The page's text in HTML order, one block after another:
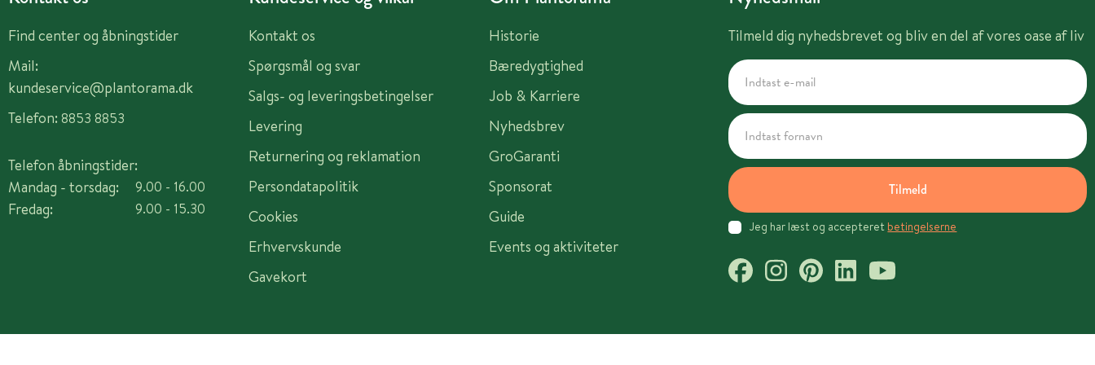
Find center og åbningstider
Mail:
kundeservice@plantorama.dk
Telefon: 8853 8853
Telefon åbningstider:
Mandag - torsdag:
Fredag:
9.00 - 16.00
9.00 - 15.30
Kontakt os
Spørgsmål og svar
Salgs- og leveringsbetingelser
Levering
Returnering og reklamation
Persondatapolitik
Cookies
Erhvervskunde
Gavekort
Historie
Bæredygtighed
Job & Karriere
Nyhedsbrev
GroGaranti
Sponsorat
Guide
Events og aktiviteter
Tilmeld dig nyhedsbrevet og bliv en del af vores oase af liv
Tilmeld
Jeg har læst og accepteret betingelserne